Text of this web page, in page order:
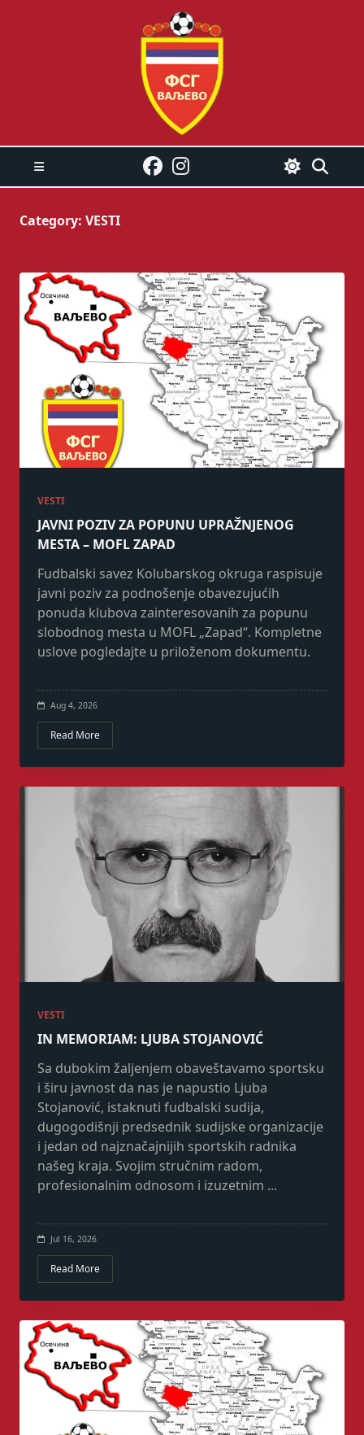
Category: VESTI
VESTI
JAVNI POZIV ZA POPUNU UPRAŽNJENOG
MESTA – MOFL ZAPAD
Fudbalski savez Kolubarskog okruga raspisuje
javni poziv za podnošenje obavezujućih
ponuda klubova zainteresovanih za popunu
slobodnog mesta u MOFL „Zapad“. Kompletne
uslove pogledajte u priloženom dokumentu.
Aug 4, 2026
Read More
VESTI
IN MEMORIAM: LJUBA STOJANOVIĆ
Sa dubokim žaljenjem obaveštavamo sportsku
i širu javnost da nas je napustio Ljuba
Stojanović, istaknuti fudbalski sudija,
dugogodišnji predsednik sudijske organizacije
i jedan od najznačajnijih sportskih radnika
našeg kraja. Svojim stručnim radom,
profesionalnim odnosom i izuzetnim ...
Jul 16, 2026
Read More